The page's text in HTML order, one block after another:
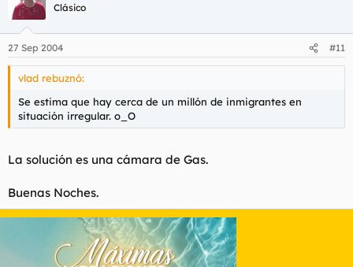
Clásico
27 Sep 2004 #11
vlad rebuznó:
Se estima que hay cerca de un millón de inmigrantes en
situación irregular. o_O
La solución es una cámara de Gas.
Buenas Noches.